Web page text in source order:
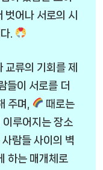
벗어나 서로의 시
.
류의 기회를 제
들이 서로를 더
주며,
때로는
이루어지는 장소
람들 사이의 벽
하는 매개체로